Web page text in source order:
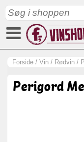
Forside / Vin / Rødvin /
Perigord